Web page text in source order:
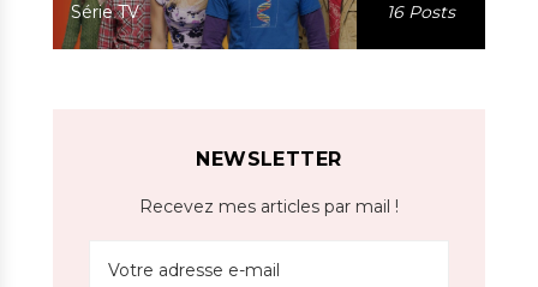
Série TV 16 Posts
NEWSLETTER
Recevez mes articles par mail !